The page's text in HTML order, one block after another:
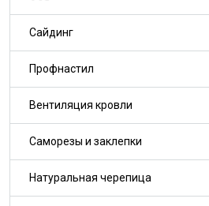
Сайдинг
Профнастил
Вентиляция кровли
Саморезы и заклепки
Натуральная черепица